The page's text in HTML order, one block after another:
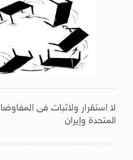
لا استقرار ولاثبات فى
المتحدة وإيران